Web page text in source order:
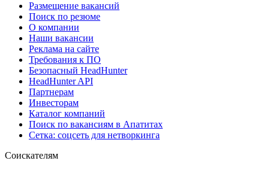
Размещение вакансий
Поиск по резюме
О компании
Наши вакансии
Реклама на сайте
Требования к ПО
Безопасный HeadHunter
HeadHunter API
Партнерам
Инвесторам
Каталог компаний
Поиск по вакансиям в Апатитах
Сетка: соцсеть для нетворкинга
Соискателям